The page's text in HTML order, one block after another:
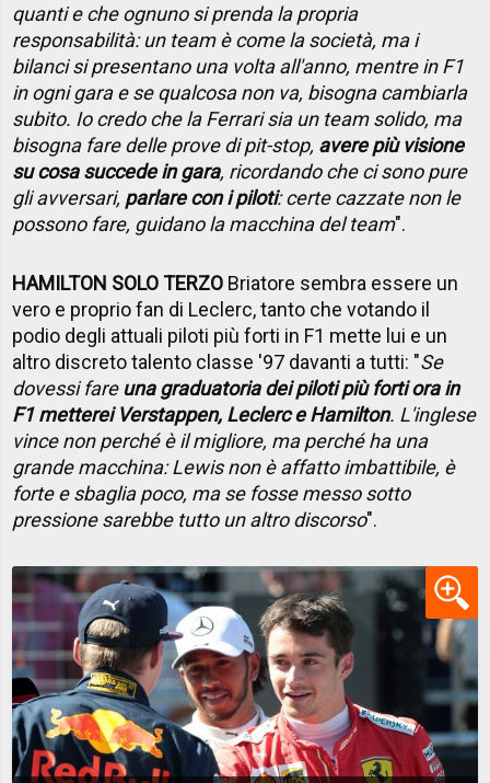
quanti e che ognuno si prenda la propria
responsabilità: un team è come la società, ma i
bilanci si presentano una volta all'anno, mentre in F1
in ogni gara e se qualcosa non va, bisogna cambiarla
subito. Io credo che la Ferrari sia un team solido, ma
bisogna fare delle prove di pit-stop, avere più visione
su cosa succede in gara, ricordando che ci sono pure
gli avversari, parlare con i piloti: certe cazzate non le
possono fare, guidano la macchina del team".
HAMILTON SOLO TERZO Briatore sembra essere un
vero e proprio fan di Leclerc, tanto che votando il
podio degli attuali piloti più forti in F1 mette lui e un
altro discreto talento classe '97 davanti a tutti: "Se
dovessi fareuna graduatoria dei piloti più forti ora in
F1 metterei Verstappen, Leclerc e Hamilton. L'inglese
vince non perché è il migliore, ma perché ha una
grande macchina: Lewis non è affatto imbattibile, è
forte e sbaglia poco, ma se fosse messo sotto
pressione sarebbe tutto un altro discorso".